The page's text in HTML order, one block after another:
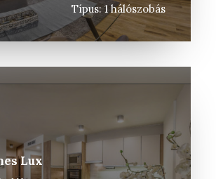
Típus: 1 hálószobás
Lux